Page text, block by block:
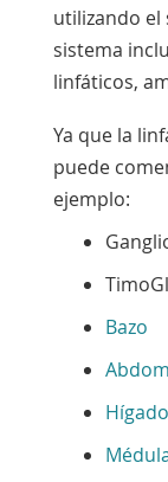
utilizando el
sistema
linfáticos,
Ya que la
puede
ejemplo:
Timo
Bazo
Hígado